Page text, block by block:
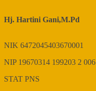
Hj. Hartini Gani,M.Pd
NIK 6472045403670001
NIP 19670314 199203 2 006
STAT PNS